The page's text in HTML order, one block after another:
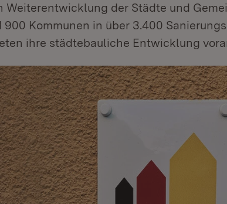
Weiterentwicklung der Städte und
Kommunen in über 3.400
ihre städtebauliche Entwicklung